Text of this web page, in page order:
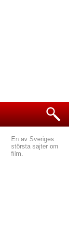
En av Sveriges
största sajter om
film.